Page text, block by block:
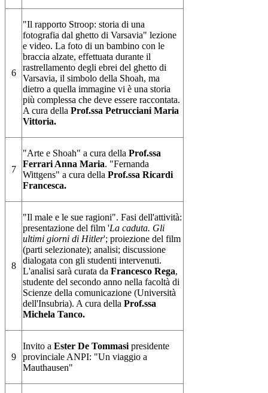
6
"Il rapporto Stroop: storia di una
fotografia dal ghetto di Varsavia" lezione
e video. La foto di un bambino con le
braccia alzate, effettuata durante il
rastrellamento degli ebrei del ghetto di
Varsavia, il simbolo della Shoah, ma
dietro a quella immagine vi è una storia
più complessa che deve essere raccontata.
A cura della Prof.ssa Petrucciani Maria
Vittoria.
7
"Arte e Shoah" a cura della Prof.ssa
Ferrari Anna Maria. "Fernanda
Wittgens" a cura della Prof.ssa Ricardi
Francesca.
8
"Il male e le sue ragioni". Fasi dell'attività:
presentazione del film 'La caduta. Gli
ultimi giorni di Hitler'; proiezione del film
(parti selezionate); analisi; discussione
dialogata con gli studenti intervenuti.
L'analisi sarà curata da Francesco Rega,
studente del secondo anno nella facoltà di
Scienze della comunicazione (Università
dell'Insubria). A cura della Prof.ssa
Michela Tanco.
9
Invito a Ester De Tommasi presidente
provinciale ANPI: "Un viaggio a
Mauthausen"